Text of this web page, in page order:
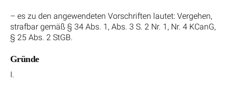
– es zu den angewendeten Vorschriften lautet: Vergehen,
strafbar gemäß § 34 Abs. 1, Abs. 3 S. 2 Nr. 1, Nr. 4 KCanG,
§ 25 Abs. 2 StGB.
Gründe
I.